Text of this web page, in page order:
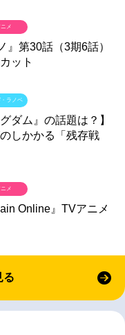
』第30話（3期6話）
ット
ニメ
ダム』の話題は？】
しかかる「残存戦
ラノベ
Online』TVアニメ
ニメ
る